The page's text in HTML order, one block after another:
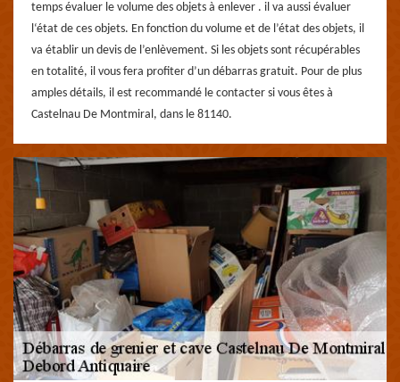
temps évaluer le volume des objets à enlever . il va aussi évaluer
l‘état de ces objets. En fonction du volume et de l’état des objets, il
va établir un devis de l’enlèvement. Si les objets sont récupérables
en totalité, il vous fera profiter d’un débarras gratuit. Pour de plus
amples détails, il est recommandé le contacter si vous êtes à
Castelnau De Montmiral, dans le 81140.